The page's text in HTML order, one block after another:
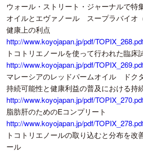
ウォール・ストリート・ジャーナルで特
オイルとエヴァノール スープラバイオ
健康上の利点
http://www.koyojapan.jp/pdf/
トコトリエノールを使って行われた臨床
http://www.koyojapan.jp/pdf/
マレーシアのレッドパームオイル ドク
持続可能性と健康利益の普及における持
http://www.koyojapan.jp/pdf/
脂肪肝のためのEコンプリート
http://www.koyojapan.jp/pdf/
トコトリエノールの取り込むと分布を改
ール